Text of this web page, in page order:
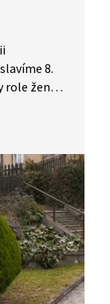
8.
role žen
světová
muže
spousta
Boj